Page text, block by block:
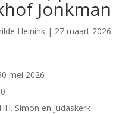
Jonkman
Heinink| 27 maart 2026
mei 2026
HH. Simon en Judaskerk